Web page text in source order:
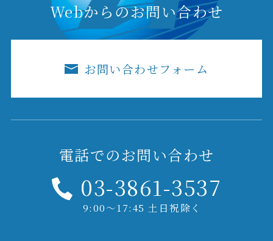
Webからのお問い合わせ
お問い合わせフォーム
電話でのお問い合わせ
03-3861-3537
9:00～17:45 土日祝除く